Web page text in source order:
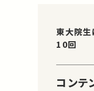
東大院生
10回
コンテ